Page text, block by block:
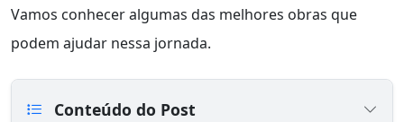
Vamos conhecer algumas das melhores obras que
podem ajudar nessa jornada.
Conteúdo do Post